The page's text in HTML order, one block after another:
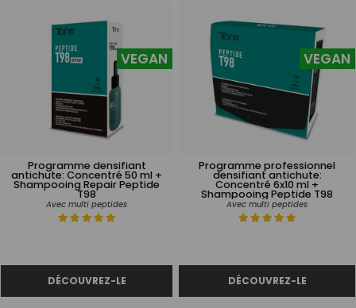
Programme densifiant
antichute: Concentré 50 ml +
Shampooing Repair Peptide
T98
Avec multi peptides
VEGAN
Programme professionnel
densifiant antichute:
Concentré 6x10 ml +
Shampooing Peptide T98
Avec multi peptides
VEGAN